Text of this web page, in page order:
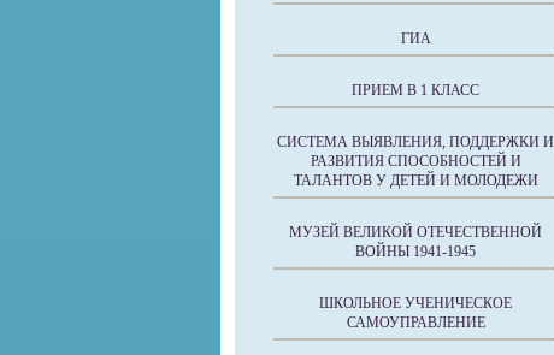
ГИА
ПРИЕМ В 1 КЛАСС
СИСТЕМА ВЫЯВЛЕНИЯ, ПОДДЕРЖКИ И
РАЗВИТИЯ СПОСОБНОСТЕЙ И
ТАЛАНТОВ У ДЕТЕЙ И МОЛОДЕЖИ
МУЗЕЙ ВЕЛИКОЙ ОТЕЧЕСТВЕННОЙ
ВОЙНЫ 1941-1945
ШКОЛЬНОЕ УЧЕНИЧЕСКОЕ
САМОУПРАВЛЕНИЕ